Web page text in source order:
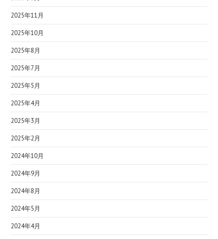
2025年11月
2025年10月
2025年8月
2025年7月
2025年5月
2025年4月
2025年3月
2025年2月
2024年10月
2024年9月
2024年8月
2024年5月
2024年4月